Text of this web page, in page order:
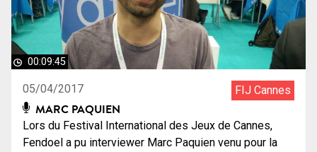
00:09:45
05/04/2017 FIJ Cannes
MARC PAQUIEN
Lors du Festival International des Jeux de Cannes,
Fendoel a pu interviewer Marc Paquien venu pour la